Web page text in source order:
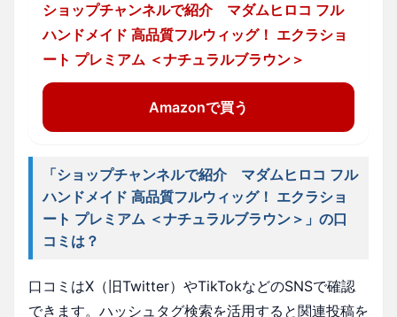
ショップチャンネルで紹介 マダムヒロコ フル
ハンドメイド 高品質フルウィッグ！ エクラショ
ート プレミアム ＜ナチュラルブラウン＞
Amazonで買う
「ショップチャンネルで紹介 マダムヒロコ フル
ハンドメイド 高品質フルウィッグ！ エクラショ
ート プレミアム ＜ナチュラルブラウン＞」の口
コミは？
口コミはX（旧Twitter）やTikTokなどのSNSで確認
できます。ハッシュタグ検索を活用すると関連投稿を